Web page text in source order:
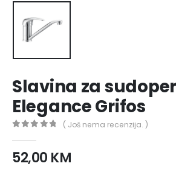
Slavina za
Elegance Grifos
( Još nema recenzija. )
52,00 KM